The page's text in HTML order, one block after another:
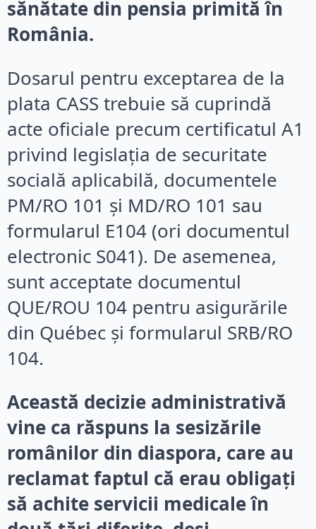
sănătate din pensia primită în
România.
Dosarul pentru exceptarea de la
plata CASS trebuie să cuprindă
acte oficiale precum certificatul A1
privind legislația de securitate
socială aplicabilă, documentele
PM/RO 101 și MD/RO 101 sau
formularul E104 (ori documentul
electronic S041). De asemenea,
sunt acceptate documentul
QUE/ROU 104 pentru asigurările
din Québec și formularul SRB/RO
104.
Această decizie administrativă
vine ca răspuns la sesizările
românilor din diaspora, care au
reclamat faptul că erau obligați
să achite servicii medicale în